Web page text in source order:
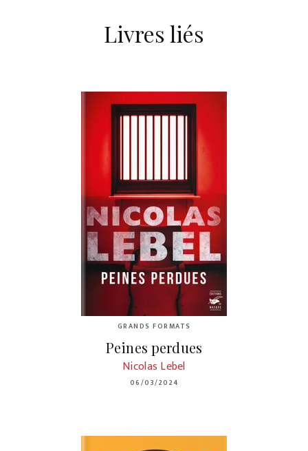
Livres liés
GRANDS FORMATS
Peines perdues
Nicolas Lebel
06/03/2024